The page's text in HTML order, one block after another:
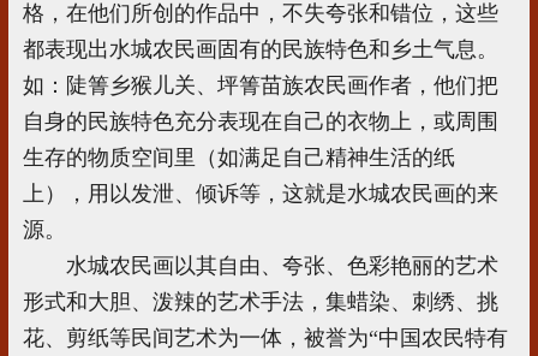
格，在他们所创的作品中，不失夸张和错位，这些
都表现出水城农民画固有的民族特色和乡土气息。
如：陡箐乡猴儿关、坪箐苗族农民画作者，他们把
自身的民族特色充分表现在自己的衣物上，或周围
生存的物质空间里（如满足自己精神生活的纸
上），用以发泄、倾诉等，这就是水城农民画的来
源。
水城农民画以其自由、夸张、色彩艳丽的艺术
形式和大胆、泼辣的艺术手法，集蜡染、刺绣、挑
花、剪纸等民间艺术为一体，被誉为“中国农民特有